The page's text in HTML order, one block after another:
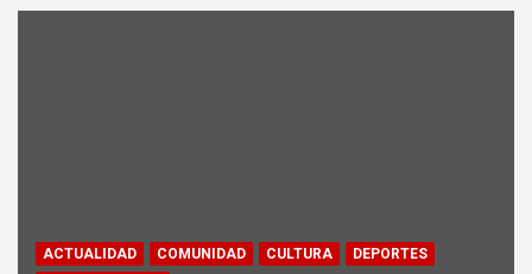
ACTUALIDAD COMUNIDAD CULTURA
DEPORTES